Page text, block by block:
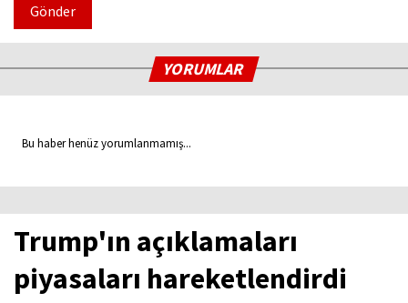
Gönder
YORUMLAR
Bu haber henüz yorumlanmamış...
Trump'ın açıklamaları
piyasaları hareketlendirdi